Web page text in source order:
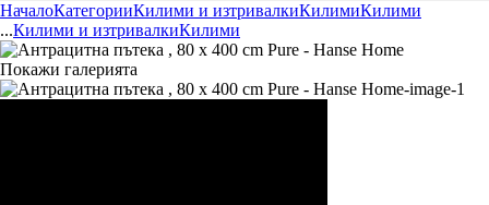
НачалоКатегорииКилими и изтривалкиКилимиКилими
...Килими и изтривалкиКилими
Покажи галерията